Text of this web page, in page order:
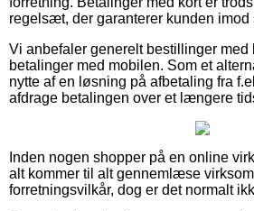
regelsæt, der garanterer kunden imod
Vi anbefaler generelt bestillinger med
betalinger med mobilen. Som et
nytte af en løsning på afbetaling fra
afdrage betalingen over et længere
Inden nogen shopper på en online
alt kommer til alt gennemlæse
forretningsvilkår, dog er det normalt